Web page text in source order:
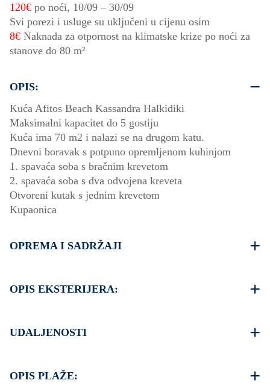
120€ po noći, 10/09 – 30/09
Svi porezi i usluge su uključeni u cijenu osim
8€ Naknada za otpornost na klimatske krize po noći za
stanove do 80 m²
OPIS:
Kuća Afitos Beach Kassandra Halkidiki
Maksimalni kapacitet do 5 gostiju
Kuća ima 70 m2 i nalazi se na drugom katu.
Dnevni boravak s potpuno opremljenom kuhinjom
1. spavaća soba s bračnim krevetom
2. spavaća soba s dva odvojena kreveta
Otvoreni kutak s jednim krevetom
Kupaonica
OPREMA I SADRŽAJI
TV ravnog ekrana
Jedno čišćenje prilikom odjave
OPIS EKSTERIJERA:
Parkiranje je moguće na ulici oko kompleksa ako možete
Još jedno besplatno parkiralište dostupno je 120 metara
od kompleksa
UDALJENOSTI
Centar sela 350 m
Supermarket 400 m
OPIS PLAŽE: